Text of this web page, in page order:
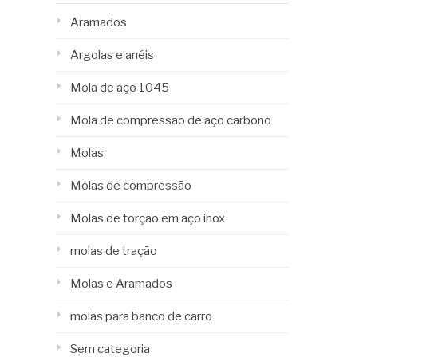
Aramados
Argolas e anéis
Mola de aço 1045
Mola de compressão de aço carbono
Molas
Molas de compressão
Molas de torção em aço inox
molas de tração
Molas e Aramados
molas para banco de carro
Sem categoria